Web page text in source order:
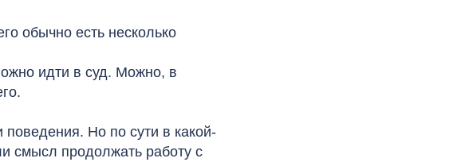
обычно есть несколько
идти в суд. Можно, в
Но по сути в какой-
смысл продолжать работу с